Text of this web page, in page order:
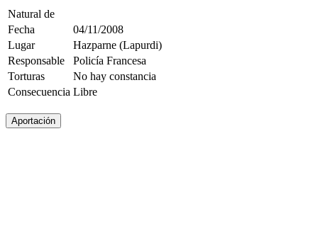
Natural de
Fecha
04/11/2008
Lugar
Hazparne (Lapurdi)
Responsable
Policía Francesa
Torturas
No hay constancia
Consecuencia Libre